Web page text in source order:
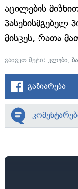
აცილების
პასუხისმგებელ
მისცეს, რათა
გაიგეთ მეტი: კლუბი,
გაზიარება